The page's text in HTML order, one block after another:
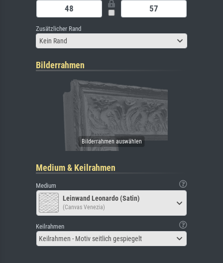
Zusätzlicher Rand
Kein Rand
Bilderrahmen
Medium & Keilrahmen
Medium
Leinwand Leonardo (Satin)
(Canvas Venezia)
Keilrahmen
Keilrahmen - Motiv seitlich gespiegelt